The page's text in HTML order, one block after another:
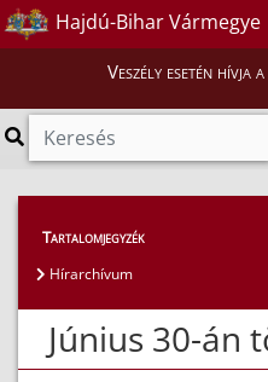
Hajdú-Bihar Vármegye
Veszély esetén
Híreink > Hírek
Tartalomjegyzék
Hírarchívum
Június 30-án